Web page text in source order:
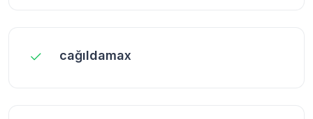
cağıldamax